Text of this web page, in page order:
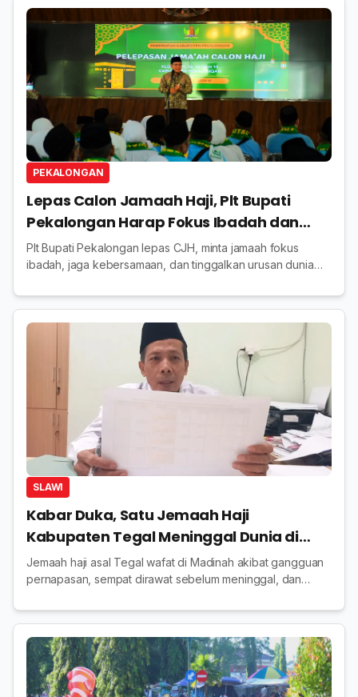
PEKALONGAN
Lepas Calon Jamaah Haji, Plt Bupati
Pekalongan Harap Fokus Ibadah dan
Tinggalkan Urusan Duniawi
Plt Bupati Pekalongan lepas CJH, minta jamaah fokus
ibadah, jaga kebersamaan, dan tinggalkan urusan dunia
SLAWI
Kabar Duka, Satu Jemaah Haji
Kabupaten Tegal Meninggal Dunia di
Madinah
Jemaah haji asal Tegal wafat di Madinah akibat gangguan
pernapasan, sempat dirawat sebelum meninggal, dan